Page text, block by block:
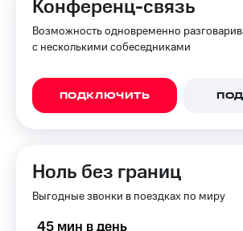
Конференц-связь
Возможность одновременно
с несколькими собеседниками
ПОДКЛЮЧИТЬ
Ноль без границ
Выгодные звонки в поездках по миру
45 мин в день